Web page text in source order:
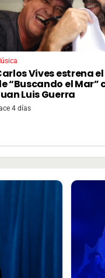
Vives estrena
“Buscando el Mar”
Luis Guerra
4 días